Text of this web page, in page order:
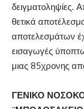
δειγματοληψίες.
θετικά
αποτελεσμάτων
εισαγωγές
μιας 85χρονης
ΓΕΝΙΚΟ